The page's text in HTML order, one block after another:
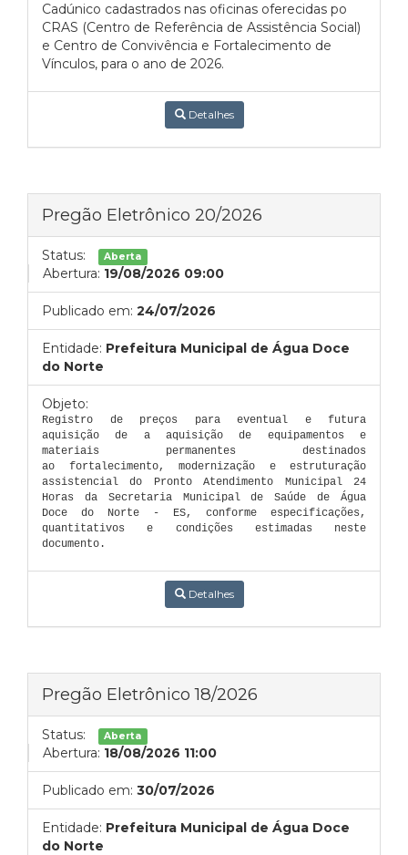
Cadúnico cadastrados nas oficinas oferecidas po
CRAS (Centro de Referência de Assistência Social)
e Centro de Convivência e Fortalecimento de
Vínculos, para o ano de 2026.
Detalhes
Pregão Eletrônico 20/2026
Status: Aberta
Abertura: 19/08/2026 09:00
Publicado em: 24/07/2026
Entidade: Prefeitura Municipal de Água Doce
do Norte
Objeto:
Registro de preços para eventual e futura
aquisição de a aquisição de equipamentos e
materiais permanentes destinados
ao fortalecimento, modernização e estruturação
assistencial do Pronto Atendimento Municipal 24
Horas da Secretaria Municipal de Saúde de Água
Doce do Norte - ES, conforme especificações,
quantitativos e condições estimadas neste
documento.
Detalhes
Pregão Eletrônico 18/2026
Status: Aberta
Abertura: 18/08/2026 11:00
Publicado em: 30/07/2026
Entidade: Prefeitura Municipal de Água Doce
do Norte